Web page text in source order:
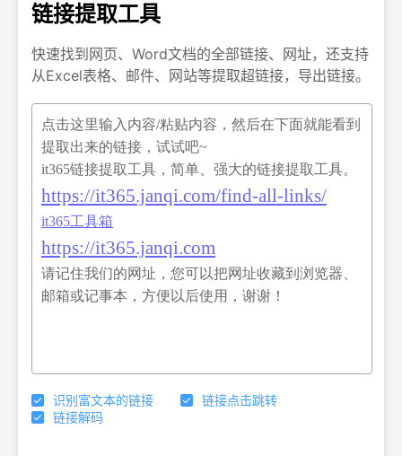
链接提取工具
快速找到网页、Word文档的全部链接、网址，还支持
从Excel表格、邮件、网站等提取超链接，导出链接。
识别富文本的链接
链接点击跳转
链接解码